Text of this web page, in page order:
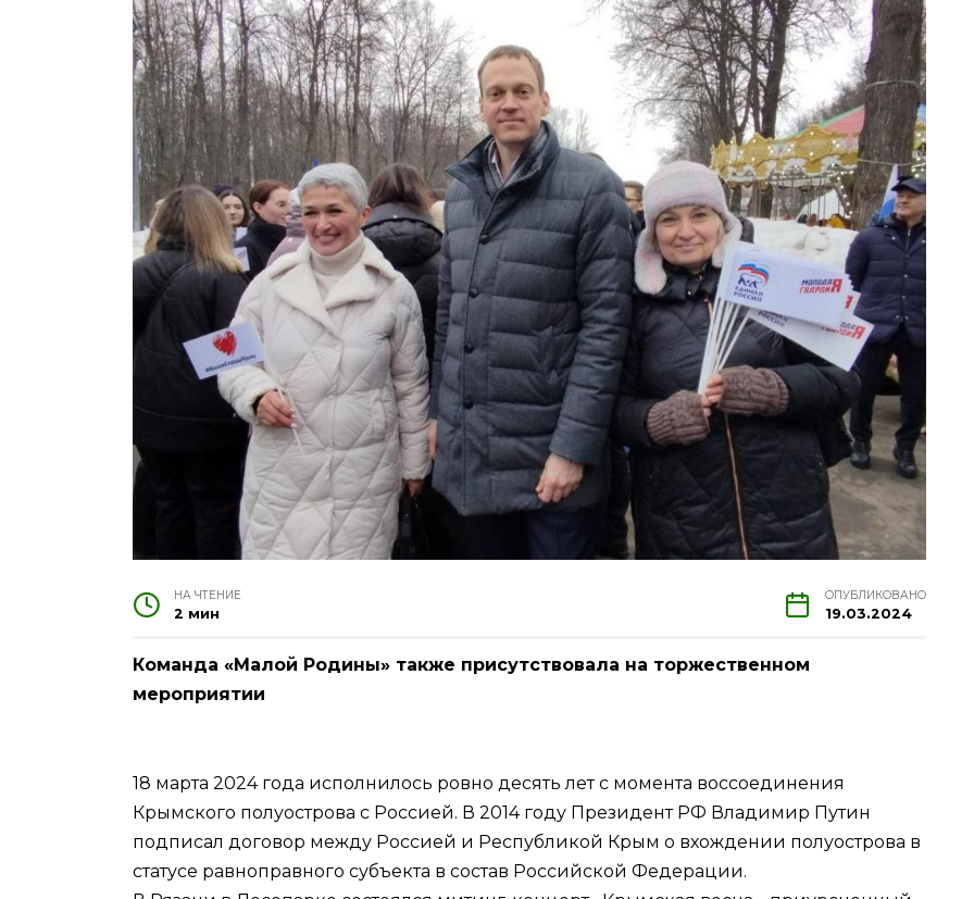
НА ЧТЕНИЕ
2 мин
ОПУБЛИКОВАНО
19.03.2024
Команда «Малой Родины» также присутствовала на торжественном
мероприятии
18 марта 2024 года исполнилось ровно десять лет с момента воссоединения
Крымского полуострова с Россией. В 2014 году Президент РФ Владимир Путин
подписал договор между Россией и Республикой Крым о вхождении полуострова в
статусе равноправного субъекта в состав Российской Федерации.